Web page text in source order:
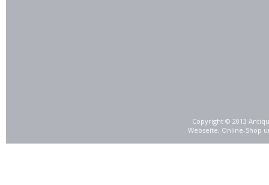
Copyright © 2013
Webseite, Online-Shop